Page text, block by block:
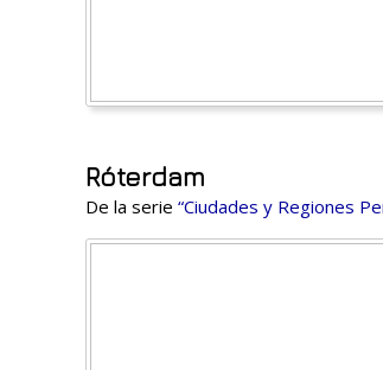
Róterdam
De la serie “Ciudades y Regiones